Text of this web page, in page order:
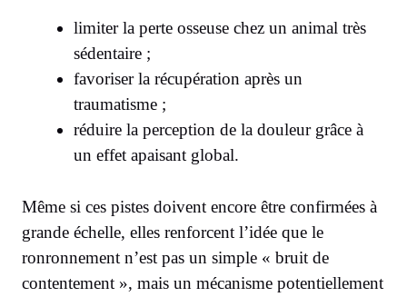
limiter la perte osseuse chez un animal très
sédentaire ;
favoriser la récupération après un
traumatisme ;
réduire la perception de la douleur grâce à
un effet apaisant global.
Même si ces pistes doivent encore être confirmées à
grande échelle, elles renforcent l’idée que le
ronronnement n’est pas un simple « bruit de
contentement », mais un mécanisme potentiellement